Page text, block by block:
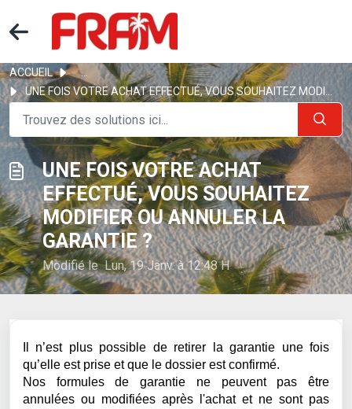
ACCUEIL
...
UNE FOIS VOTRE ACHAT EFFECTUÉ, VOUS SOUHAITEZ MODIFIER OU...
UNE FOIS VOTRE ACHAT
EFFECTUÉ, VOUS SOUHAITEZ
MODIFIER OU ANNULER LA
GARANTIE ?
Modifié le Lun, 19 Janv. à 12:48 H
Il n’est plus possible de retirer la garantie une fois
qu’elle est prise et que le dossier est confirmé.
Nos formules de garantie ne peuvent pas être
annulées ou modifiées après l'achat et ne sont pas